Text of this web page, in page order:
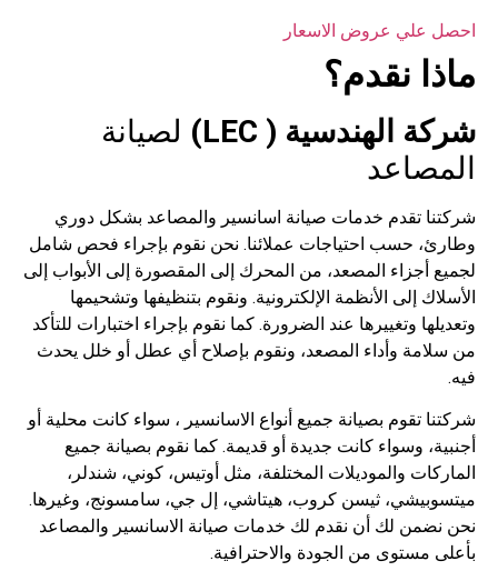
احصل علي عروض الاسعار
ماذا نقدم؟
شركة الهندسية ( LEC)
لصيانة
المصاعد
شركتنا تقدم خدمات صيانة اسانسير والمصاعد بشكل دوري
وطارئ، حسب احتياجات عملائنا. نحن نقوم بإجراء فحص شامل
لجميع أجزاء المصعد، من المحرك إلى المقصورة إلى الأبواب إلى
الأسلاك إلى الأنظمة الإلكترونية. ونقوم بتنظيفها وتشحيمها
وتعديلها وتغييرها عند الضرورة. كما نقوم بإجراء اختبارات للتأكد
من سلامة وأداء المصعد، ونقوم بإصلاح أي عطل أو خلل يحدث
فيه.
شركتنا تقوم بصيانة جميع أنواع الاسانسير ، سواء كانت محلية أو
أجنبية، وسواء كانت جديدة أو قديمة. كما نقوم بصيانة جميع
الماركات والموديلات المختلفة، مثل أوتيس، كوني، شندلر،
ميتسوبيشي، ثيسن كروب، هيتاشي، إل جي، سامسونج، وغيرها.
نحن نضمن لك أن نقدم لك خدمات صيانة الاسانسير والمصاعد
بأعلى مستوى من الجودة والاحترافية.